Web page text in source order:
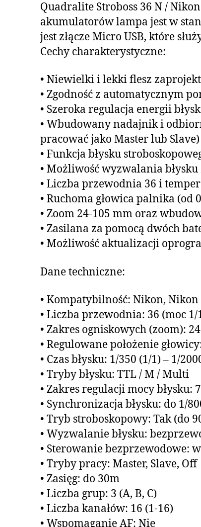
Quadralite Stroboss 36 N /
akumulatorów lampa jest w
jest złącze Micro USB, które
Cechy charakterystyczne:
• Niewielki i lekki flesz
• Zgodność z automatycznym
• Szeroka regulacja energii
• Wbudowany nadajnik i
pracować jako Master lub Slave)
• Funkcja błysku
• Możliwość wyzwalania
• Liczba przewodnia 36 i
• Ruchoma głowica palnika (od
• Zoom 24-105 mm oraz
• Zasilana za pomocą dwóch
• Możliwość aktualizacji
Dane techniczne:
• Kompatybilność: Nikon, Nikon
• Liczba przewodnia: 36 (moc 1/
• Zakres ogniskowych (zoom):
• Regulowane położenie
• Czas błysku: 1/350 (1/1) – 1/
• Tryby błysku: TTL / M / Multi
• Zakres regulacji mocy błysku:
• Synchronizacja błysku: do 1/
• Tryb stroboskopowy: Tak (do
• Wyzwalanie błysku:
• Sterowanie
• Tryby pracy: Master, Slave, Off
• Zasięg: do 30m
• Liczba grup: 3 (A, B, C)
• Liczba kanałów: 16 (1-16)
• Wspomaganie AF: Nie